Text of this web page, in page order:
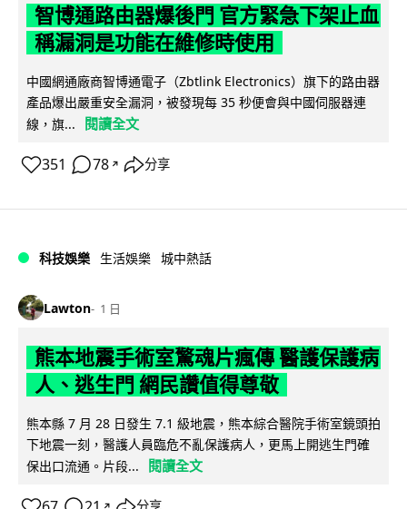
智博通路由器爆後門 官方緊急下架止血
稱漏洞是功能在維修時使用
中國網通廠商智博通電子（Zbtlink Electronics）旗下的路由器
產品爆出嚴重安全漏洞，被發現每 35 秒便會與中國伺服器連
線，旗...
閱讀全文
351 78 ↗ 分享
科技娛樂 生活娛樂 城中熱話
Lawton 1 日
熊本地震手術室驚魂片瘋傳 醫護保護病
人、逃生門 網民讚值得尊敬
熊本縣 7 月 28 日發生 7.1 級地震，熊本綜合醫院手術室鏡頭拍
下地震一刻，醫護人員臨危不亂保護病人，更馬上開逃生門確
保出口流通。片段...
閱讀全文
↗